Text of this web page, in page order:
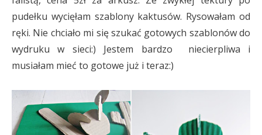
pudełku wycięłam szablony kaktusów. Rysowałam od
ręki. Nie chciało mi się szukać gotowych szablonów do
wydruku w sieci:) Jestem bardzo niecierpliwa i
musiałam mieć to gotowe już i teraz:)